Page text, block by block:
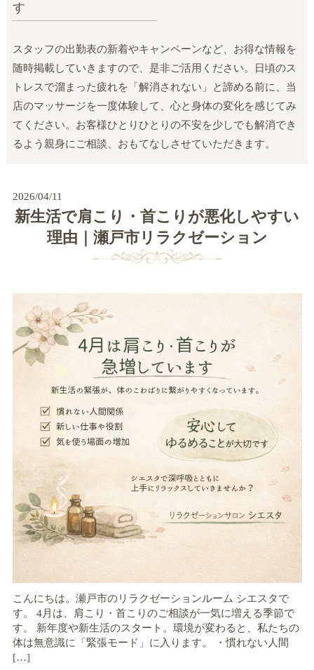
す
スタッフの出勤表の新着やキャンペーンなど、お得な情報を
随時掲載していきますので、是非ご活用ください。日頃のス
トレスで溜まった疲れを「解消されない」と諦める前に、当
店のマッサージを一度体験して、心と身体の変化を感じてみ
てください。お客様ひとりひとりの不安を少しでも解消でき
るよう親身にご相談、おもてなしさせていただきます。
2026/04/11
新生活で肩こり・首こりが悪化しやすい
理由｜瀬戸市リラクゼーション
こんにちは。瀬戸市のリラクゼーションルーム シエスタで
す。 4月は、肩こり・首こりのご相談が一気に増える季節で
す。 新年度や新生活のスタート。環境が変わると、私たちの
体は無意識に「緊張モード」に入ります。 ・慣れない人間
[…]